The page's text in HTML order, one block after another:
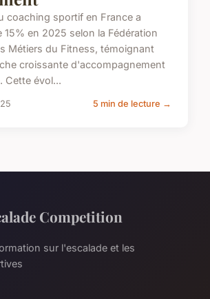
coaching sportif en France a
15% en 2025 selon la Fédération
Métiers du Fitness, témoignant
croissante d'accompagnement
Cette évol...
5 min de lecture →
Competition
sur l'escalade et les